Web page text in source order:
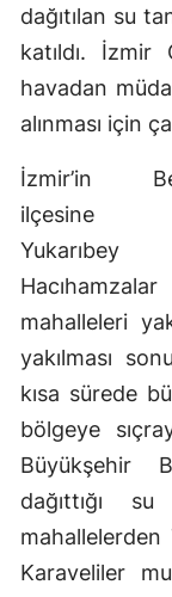
dağıtılan su
katıldı. İzmir
havadan
alınması için
İzmir’in
ilçesine
Hacıhamzalar
mahalleleri
yakılması
kısa sürede
bölgeye
Büyükşehir
dağıttığı
mahallelerden
Karaveliler